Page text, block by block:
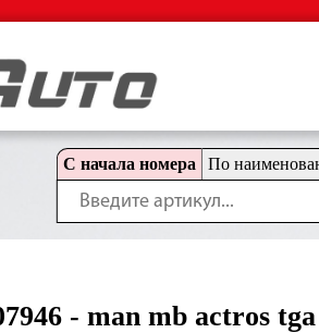
С начала номера По
- man mb actros